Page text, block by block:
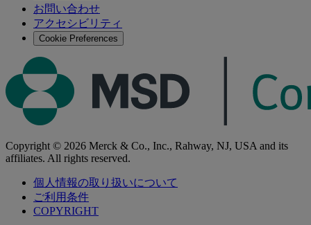
お問い合わせ
アクセシビリティ
Cookie Preferences
Copyright © 2026 Merck & Co., Inc., Rahway, NJ, USA and its
affiliates. All rights reserved.
個人情報の取り扱いについて
ご利用条件
COPYRIGHT